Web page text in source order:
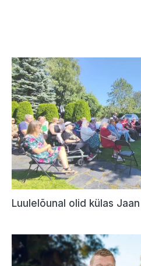
Luulelõunal olid külas